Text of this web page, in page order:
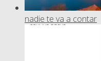
nadie te va a contar